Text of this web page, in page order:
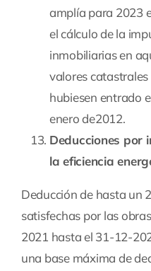
amplía para 2023
el cálculo de la
inmobiliarias en
valores
hubiesen entrado
enero de2012.
Deducciones por
la eficiencia
Deducción de hasta un
satisfechas por las
2021 hasta el 31-12-
una base máxima de